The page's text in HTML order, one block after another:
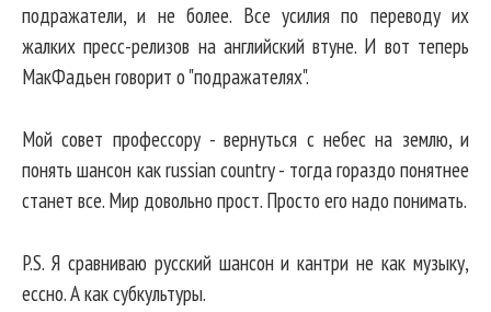
подражатели, и не более. Все усилия по переводу их
жалких пресс-релизов на английский втуне. И вот теперь
МакФадьен говорит о "подражателях".
Мой совет профессору - вернуться с небес на землю, и
понять шансон как russian country - тогда гораздо понятнее
станет все. Мир довольно прост. Просто его надо понимать.
P.S. Я сравниваю русский шансон и кантри не как музыку,
ессно. А как субкультуры.